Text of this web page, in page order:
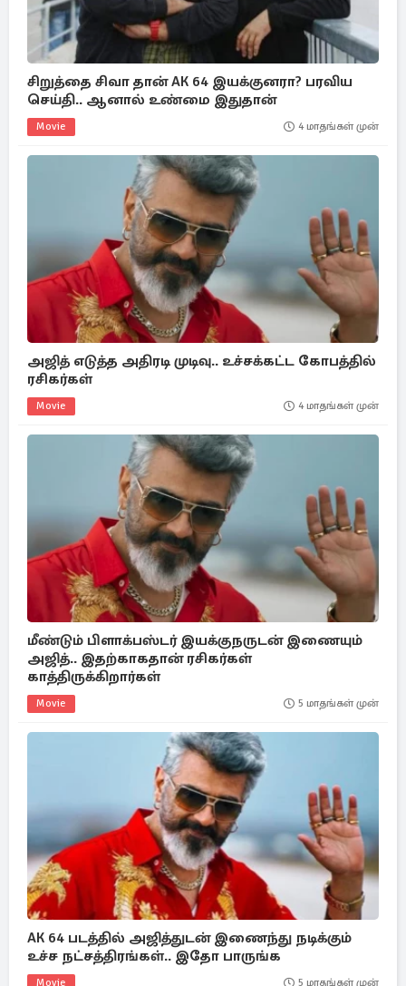
சிறுத்தை சிவா தான் AK 64 இயக்குனரா? பரவிய
செய்தி.. ஆனால் உண்மை இதுதான்
Movie 4 மாதங்கள் முன்
அஜித் எடுத்த அதிரடி முடிவு.. உச்சக்கட்ட கோபத்தில்
ரசிகர்கள்
Movie 4 மாதங்கள் முன்
மீண்டும் பிளாக்பஸ்டர் இயக்குநருடன் இணையும்
அஜித்.. இதற்காகதான் ரசிகர்கள்
காத்திருக்கிறார்கள்
Movie 5 மாதங்கள் முன்
AK 64 படத்தில் அஜித்துடன் இணைந்து நடிக்கும்
உச்ச நட்சத்திரங்கள்.. இதோ பாருங்க
Movie 5 மாதங்கள் முன்